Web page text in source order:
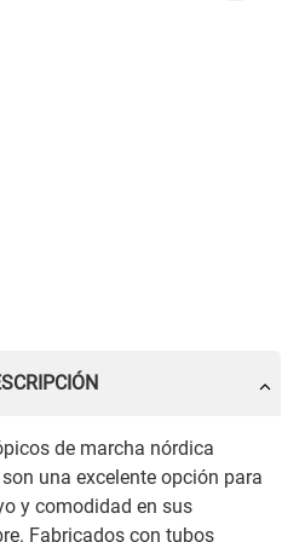
de marcha nórdica
una excelente opción para
y comodidad en sus
Fabricados con tubos